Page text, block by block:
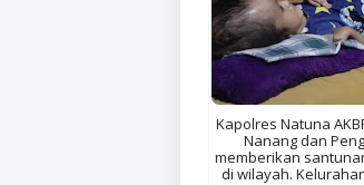
Kapolres Natuna
Nanang dan
memberikan
di wilayah.